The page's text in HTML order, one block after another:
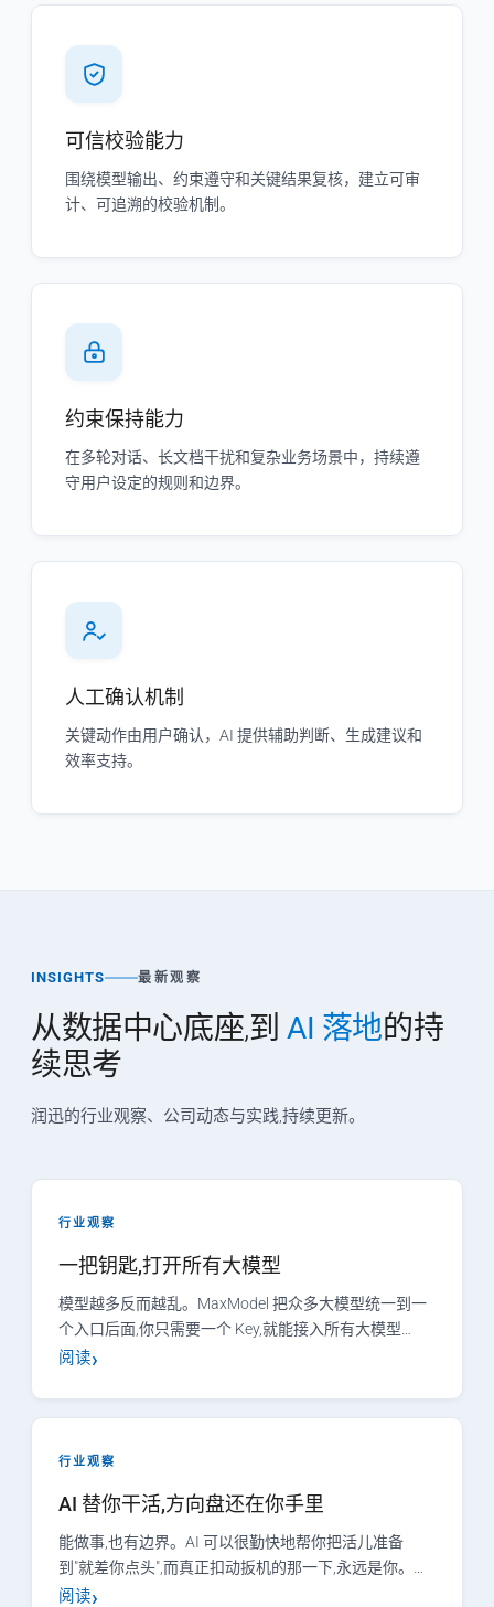
可信校验能力
围绕模型输出、约束遵守和关键结果复核，建立可审
计、可追溯的校验机制。
约束保持能力
在多轮对话、长文档干扰和复杂业务场景中，持续遵
守用户设定的规则和边界。
人工确认机制
关键动作由用户确认，AI 提供辅助判断、生成建议和
效率支持。
INSIGHTS 最新观察
从数据中心底座,到AI 落地的持
续思考
润迅的行业观察、公司动态与实践,持续更新。
行业观察
一把钥匙,打开所有大模型
模型越多反而越乱。MaxModel 把众多大模型统一到一
个入口后面,你只需要一个 Key,就能接入所有大模型…
阅读
行业观察
AI 替你干活,方向盘还在你手里
能做事,也有边界。AI 可以很勤快地帮你把活儿准备
到"就差你点头",而真正扣动扳机的那一下,永远是你。…
阅读